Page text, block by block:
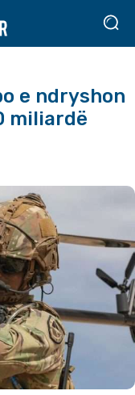
e ndryshon
miliardë